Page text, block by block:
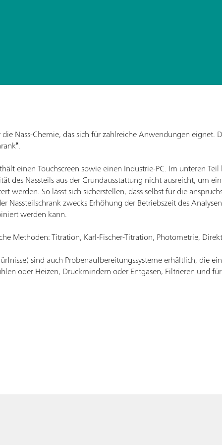
Nass-Chemie, das sich für zahlreiche Anwendungen eignet.
einen Touchscreen sowie einen Industrie-PC. Im unteren
des Nassteils aus der Grundausstattung nicht ausreicht, um
werden. So lässt sich sicherstellen, dass selbst für die
Nassteilschrank zwecks Erhöhung der Betriebszeit des
werden kann.
Methoden: Titration, Karl-Fischer-Titration, Photometrie,
sind auch Probenaufbereitungssysteme erhältlich, die
oder Heizen, Druckmindern oder Entgasen, Filtrieren und